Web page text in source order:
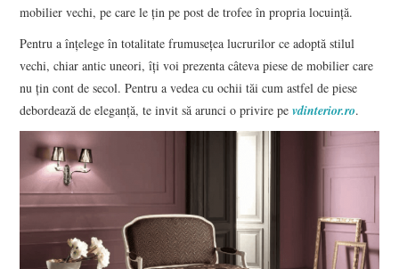
mobilier vechi, pe care le țin pe post de trofee în propria locuință.
Pentru a înțelege în totalitate frumusețea lucrurilor ce adoptă stilul
vechi, chiar antic uneori, îți voi prezenta câteva piese de mobilier care
nu țin cont de secol. Pentru a vedea cu ochii tăi cum astfel de piese
debordează de eleganță, te invit să arunci o privire pevdinterior.ro.